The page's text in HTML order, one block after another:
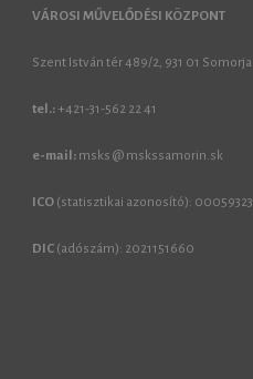
VÁROSI MŰVELŐDÉSI KÖZPONT
Szent István tér 489/2, 931 01 Somorja
tel.: +421-31-562 22 41
e-mail: msks @ mskssamorin.sk
ICO (statisztikai azonosító): 00059323
DIC (adószám): 2021151660